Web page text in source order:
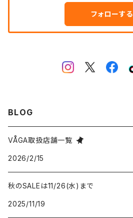
フォローする
BLOG
VÅGA取扱店舗一覧
2026/2/15
秋のSALEは11/26(水)まで
2025/11/19